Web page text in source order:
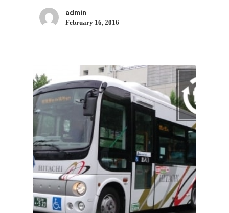
admin
February 16, 2016